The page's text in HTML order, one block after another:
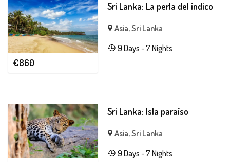
€860
Sri Lanka: La perla del índico
Asia,Sri Lanka
9 Days - 7 Nights
Sri Lanka: Isla paraíso
Asia,Sri Lanka
9 Days - 7 Nights